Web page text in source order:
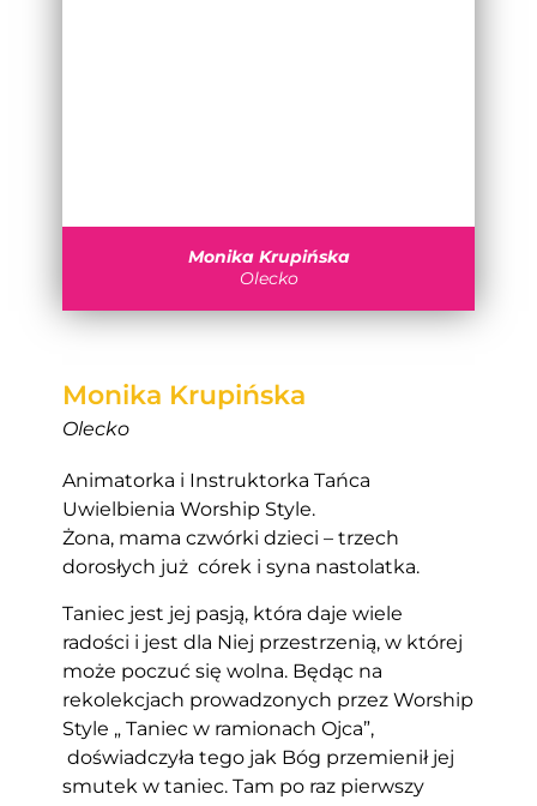
Monika Krupińska
Olecko
Monika Krupińska
Olecko
Animatorka i Instruktorka Tańca
Uwielbienia Worship Style.
Żona, mama czwórki dzieci – trzech
dorosłych już córek i syna nastolatka.
Taniec jest jej pasją, która daje wiele
radości i jest dla Niej przestrzenią, w której
może poczuć się wolna. Będąc na
rekolekcjach prowadzonych przez Worship
Style „ Taniec w ramionach Ojca”,
doświadczyła tego jak Bóg przemienił jej
smutek w taniec. Tam po raz pierwszy